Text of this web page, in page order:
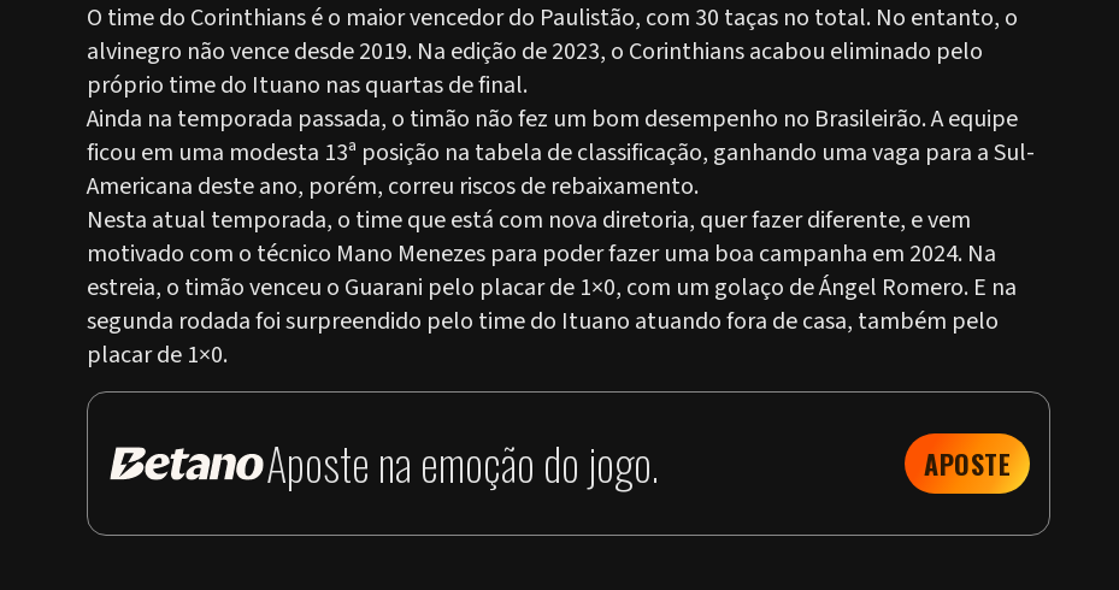
O time do Corinthians é o maior vencedor do Paulistão, com 30 taças no total. No entanto, o
alvinegro não vence desde 2019. Na edição de 2023, o Corinthians acabou eliminado pelo
próprio time do Ituano nas quartas de final.
Ainda na temporada passada, o timão não fez um bom desempenho no Brasileirão. A equipe
ficou em uma modesta 13ª posição na tabela de classificação, ganhando uma vaga para a Sul-
Americana deste ano, porém, correu riscos de rebaixamento.
Nesta atual temporada, o time que está com nova diretoria, quer fazer diferente, e vem
motivado com o técnico Mano Menezes para poder fazer uma boa campanha em 2024. Na
estreia, o timão venceu o Guarani pelo placar de 1×0, com um golaço de Ángel Romero. E na
segunda rodada foi surpreendido pelo time do Ituano atuando fora de casa, também pelo
placar de 1×0.
Aposte na emoção do jogo. APOSTE